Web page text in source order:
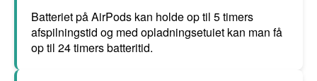
Batteriet på AirPods kan holde op til 5 timers
afspilningstid og med opladningsetuiet kan man få
op til 24 timers batteritid.